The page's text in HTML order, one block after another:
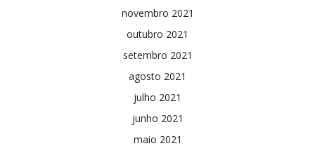
novembro 2021
outubro 2021
setembro 2021
agosto 2021
julho 2021
junho 2021
maio 2021